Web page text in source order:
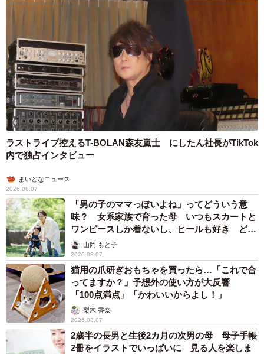
ラストライブ控えるT-BOLAN森友嵐士 にしたん社長がTikTok
内で独占インタビュー
まいどなニュース
2026.08.07
「男の子のママっぽいよね」ってどういう意
味？ 女系家族で育った母 いつもスカートと
ワンピースしか着ないし、ヒールも好き どの
へんが…
山岡 もと子
2026.08.07
猫用の爪研ぎおもちゃを買ったら…「これで合
ってますか？」予想外の使い方が大反響
「100点満点」「かわいいからよし！」
梨木 香奈
2026.08.07
2歳半の長男と生後2カ月の次男の母 母子手帳
2冊をイラストでいっぱいに 見る人を楽しま